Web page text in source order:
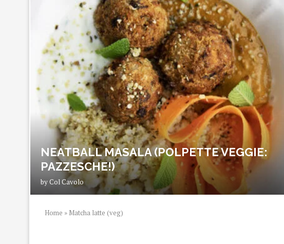
NEATBALL MASALA (POLPETTE VEGGIE:
PAZZESCHE!)
byCol Cavolo
Home » Matcha latte (veg)